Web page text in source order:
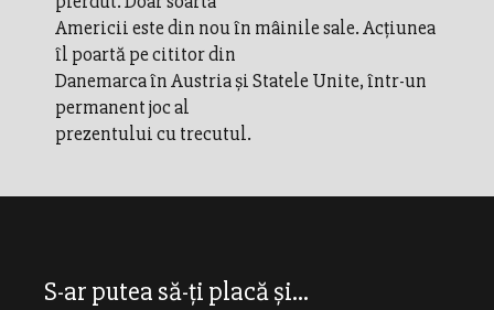
Americii este din nou în mâinile sale. Acţiunea
îl poartă pe cititor din
Danemarca în Austria şi Statele Unite, într-un
permanent joc al
prezentului cu trecutul.
S-ar putea să-ți placă și...